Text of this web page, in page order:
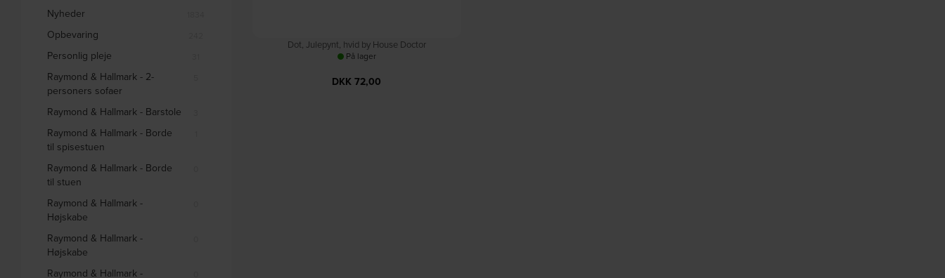
Nyheder
Opbevaring
Personlig pleje
Raymond & Hallmark - 2-
personers sofaer
Raymond & Hallmark - Barstole
Raymond & Hallmark - Borde
til spisestuen
Raymond & Hallmark - Borde
til stuen
Raymond & Hallmark -
Højskabe
Raymond & Hallmark -
Højskabe
Raymond & Hallmark -
Dot, Julepynt, hvid by House Doctor
På lager
DKK 72,00